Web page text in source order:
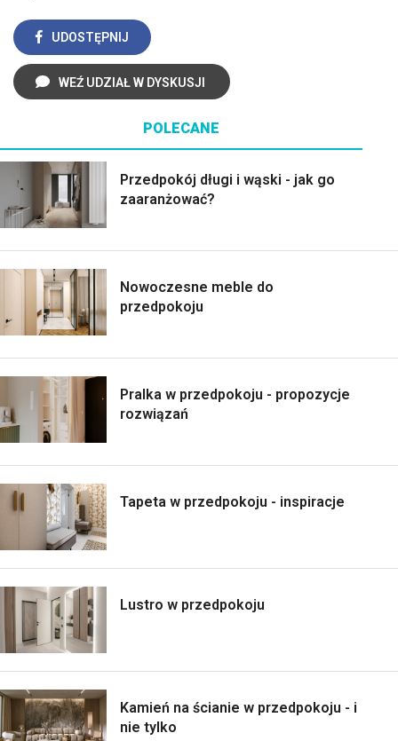
UDOSTĘPNIJ
WEŹ UDZIAŁ W DYSKUSJI
POLECANE
Przedpokój długi i wąski - jak go
zaaranżować?
Nowoczesne meble do
przedpokoju
Pralka w przedpokoju - propozycje
rozwiązań
Tapeta w przedpokoju - inspiracje
Lustro w przedpokoju
Kamień na ścianie w przedpokoju - i
nie tylko